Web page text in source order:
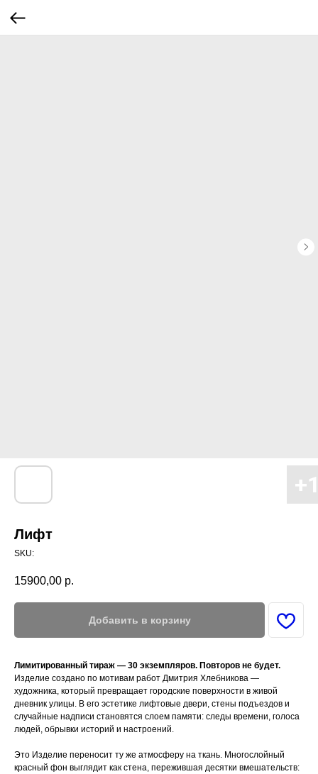
Лифт
SKU:
15900,00 р.
Добавить в корзину
Лимитированный тираж — 30 экземпляров. Повторов не будет.
Изделие создано по мотивам работ Дмитрия Хлебникова —
художника, который превращает городские поверхности в живой
дневник улицы. В его эстетике лифтовые двери, стены подъездов и
случайные надписи становятся слоем памяти: следы времени, голоса
людей, обрывки историй и настроений.
Это Изделие переносит ту же атмосферу на ткань. Многослойный
красный фон выглядит как стена, пережившая десятки вмешательств: